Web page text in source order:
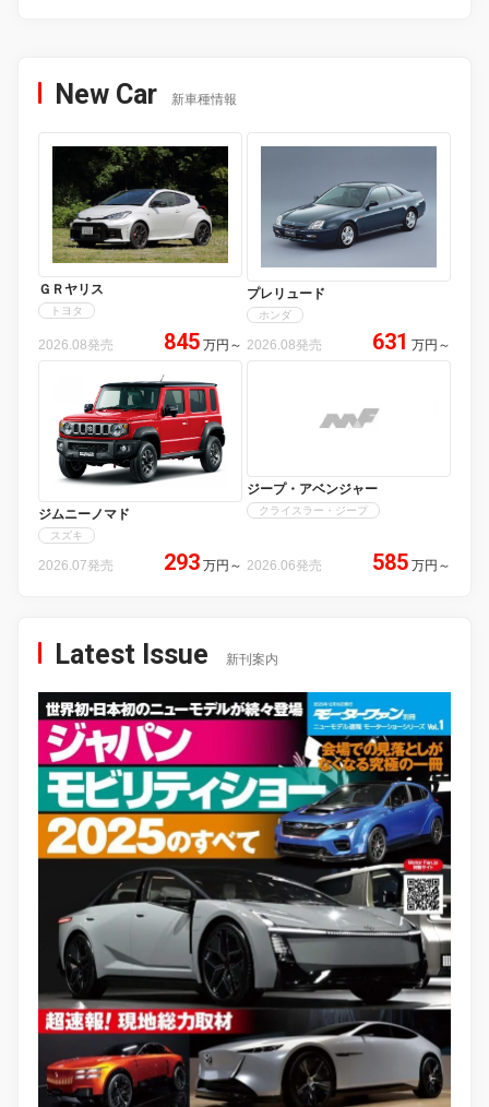
New Car 新車種情報
ＧＲヤリス
トヨタ
2026.08発売 845 万円 ～
プレリュード
ホンダ
2026.08発売 631 万円 ～
ジムニーノマド
スズキ
2026.07発売 293 万円 ～
ジープ・アベンジャー
クライスラー・ジープ
2026.06発売 585 万円 ～
Latest Issue 新刊案内